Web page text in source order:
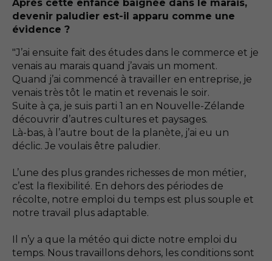
Après cette enfance baignée dans le marais,
devenir paludier est-il apparu comme une
évidence ?
"J’ai ensuite fait des études dans le commerce et je
venais au marais quand j’avais un moment.
Quand j’ai commencé à travailler en entreprise, je
venais très tôt le matin et revenais le soir.
Suite à ça, je suis parti 1 an en Nouvelle-Zélande
découvrir d’autres cultures et paysages.
Là-bas, à l’autre bout de la planète, j’ai eu un
déclic. Je voulais être paludier.
L’une des plus grandes richesses de mon métier,
c’est la flexibilité. En dehors des périodes de
récolte, notre emploi du temps est plus souple et
notre travail plus adaptable.
Il n’y a que la météo qui dicte notre emploi du
temps. Nous travaillons dehors, les conditions sont